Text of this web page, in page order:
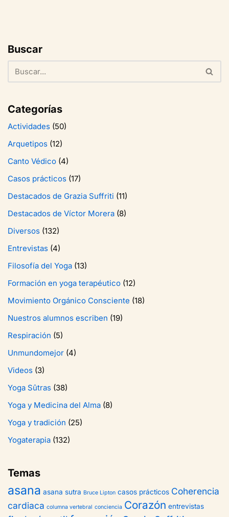
Buscar
Categorías
Actividades (50)
Arquetipos (12)
Canto Védico (4)
Casos prácticos (17)
Destacados de Grazia Suffriti (11)
Destacados de Víctor Morera (8)
Diversos (132)
Entrevistas (4)
Filosofía del Yoga (13)
Formación en yoga terapéutico (12)
Movimiento Orgánico Consciente (18)
Nuestros alumnos escriben (19)
Respiración (5)
Unmundomejor (4)
Videos (3)
Yoga Sûtras (38)
Yoga y Medicina del Alma (8)
Yoga y tradición (25)
Yogaterapia (132)
Temas
asana asana sutra Bruce Lipton casos prácticos Coherencia
cardiaca columna vertebral conciencia Corazón entrevistas